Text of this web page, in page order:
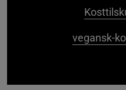
vegansk-